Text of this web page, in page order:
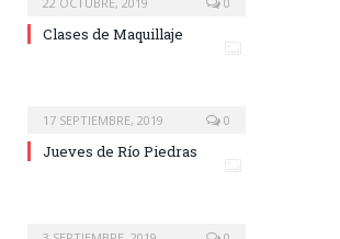
Clases de Maquillaje
17 SEPTIEMBRE, 2019 0
Jueves de Río Piedras